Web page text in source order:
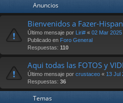
Anuncios
Bienvenidos a Fazer-
Último mensaje por Liri# « 02 Mar
Publicado en Foro General
Respuestas: 110
Aqui todas las FOTOS y
Último mensaje por crustaceo « 13 Jul
Respuestas: 36
Temas